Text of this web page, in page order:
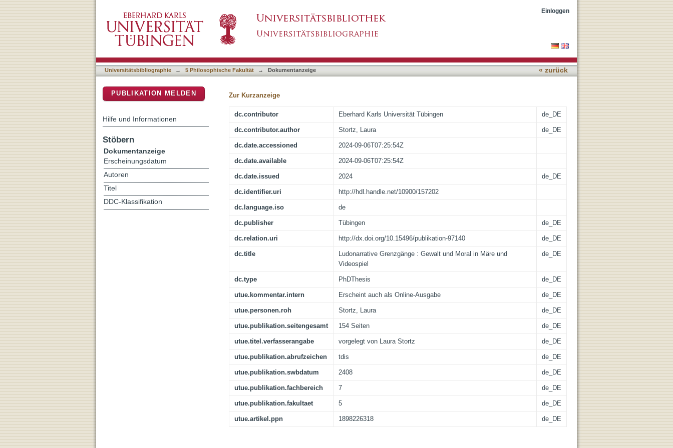
Einloggen
Universitätsbibliographie → 5 Philosophische Fakultät → Dokumentanzeige « zurück
Zur Kurzanzeige
dc.contributor Eberhard Karls Universität Tübingen de_DE
dc.contributor.author Stortz, Laura de_DE
dc.date.accessioned 2024-09-06T07:25:54Z
dc.date.available 2024-09-06T07:25:54Z
dc.date.issued 2024 de_DE
dc.identifier.uri http://hdl.handle.net/10900/157202
dc.language.iso de
dc.publisher Tübingen de_DE
dc.relation.uri http://dx.doi.org/10.15496/publikation-97140 de_DE
dc.title
Ludonarrative Grenzgänge : Gewalt und Moral in Märe und
Videospiel
de_DE
dc.type PhDThesis de_DE
utue.kommentar.intern Erscheint auch als Online-Ausgabe de_DE
utue.personen.roh Stortz, Laura de_DE
utue.publikation.seitengesamt 154 Seiten de_DE
utue.titel.verfasserangabe vorgelegt von Laura Stortz de_DE
utue.publikation.abrufzeichen tdis de_DE
utue.publikation.swbdatum 2408 de_DE
utue.publikation.fachbereich 7 de_DE
utue.publikation.fakultaet 5 de_DE
utue.artikel.ppn 1898226318 de_DE
PUBLIKATION MELDEN
Hilfe und Informationen
Stöbern
Dokumentanzeige
Erscheinungsdatum
Autoren
Titel
DDC-Klassifikation